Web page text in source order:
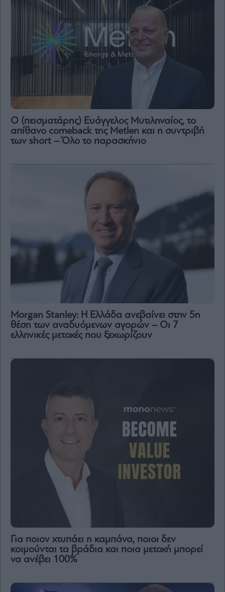
Ο (πεισματάρης) Ευάγγελος Μυτιληναίος, το
απίθανο comeback της Μetlen και η συντριβή
των short – Όλο το παρασκήνιο
Morgan Stanley: Η Ελλάδα ανεβαίνει στην 5η
θέση των αναδυόμενων αγορών – Οι 7
ελληνικές μετοχές που ξεχωρίζουν
Για ποιον χτυπάει η καμπάνα, ποιοι δεν
κοιμούνται τα βράδια και ποια μετοχή μπορεί
να ανέβει 100%